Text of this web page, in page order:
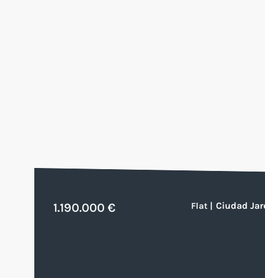
1.190.000 € Flat| Ciudad